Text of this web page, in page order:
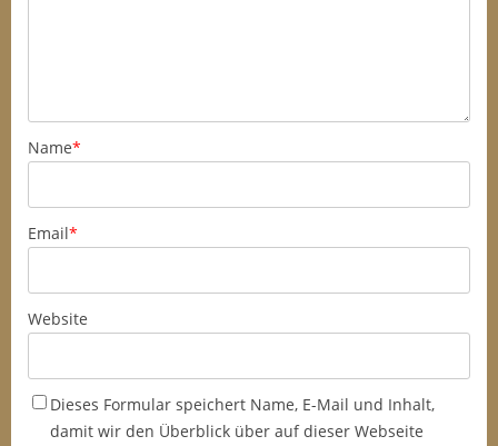
Name*
Email*
Website
Dieses Formular speichert Name, E-Mail und Inhalt,
damit wir den Überblick über auf dieser Webseite